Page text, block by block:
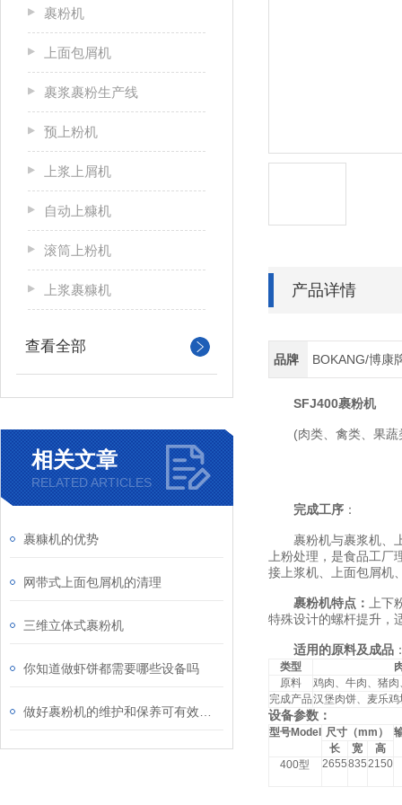
裹粉机
上面包屑机
裹浆裹粉生产线
预上粉机
上浆上屑机
自动上糠机
滚筒上粉机
上浆裹糠机
查看全部
相关文章
RELATED ARTICLES
裹糠机的优势
网带式上面包屑机的清理
三维立体式裹粉机
你知道做虾饼都需要哪些设备吗
产品详情
品牌 BOKANG/博康
SFJ400裹粉机
(肉类、禽类、果蔬
完成工序 ：
裹粉机与裹浆机、上
上粉处理，是食品工
接上浆机、上面包屑机
裹粉机特点：
上
特殊设计的螺杆提升，
适用的原料及 成品
类型
原料
鸡肉、牛肉、猪
完成产品汉堡肉饼、麦乐鸡
设备参数：
型号Model 尺寸（mm ）
长
宽
高
400型 26558352150